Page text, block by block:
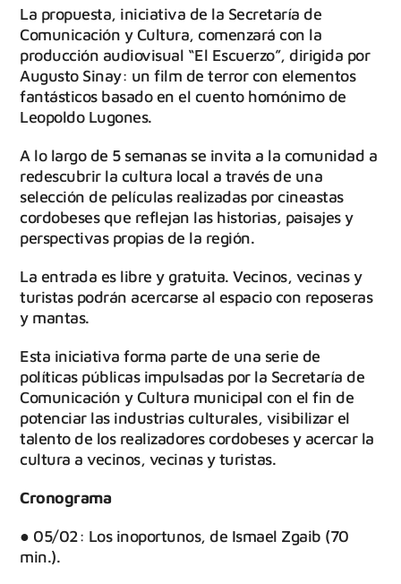
La propuesta, iniciativa de la Secretaría de
Comunicación y Cultura, comenzará con la
producción audiovisual “El Escuerzo”, dirigida por
Augusto Sinay: un film de terror con elementos
fantásticos basado en el cuento homónimo de
Leopoldo Lugones.
A lo largo de 5 semanas se invita a la comunidad a
redescubrir la cultura local a través de una
selección de películas realizadas por cineastas
cordobeses que reflejan las historias, paisajes y
perspectivas propias de la región.
La entrada es libre y gratuita. Vecinos, vecinas y
turistas podrán acercarse al espacio con reposeras
y mantas.
Esta iniciativa forma parte de una serie de
políticas públicas impulsadas por la Secretaría de
Comunicación y Cultura municipal con el fin de
potenciar las industrias culturales, visibilizar el
talento de los realizadores cordobeses y acercar la
cultura a vecinos, vecinas y turistas.
Cronograma
● 05/02: Los inoportunos, de Ismael Zgaib (70
min.).